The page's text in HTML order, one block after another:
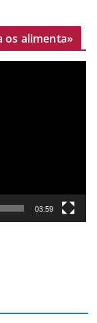
os alimenta»
03:59